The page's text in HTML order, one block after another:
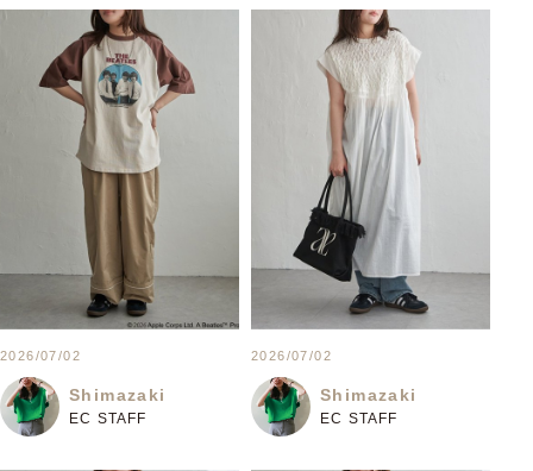
2026/07/02
Shimazaki
EC STAFF
2026/07/02
Shimazaki
EC STAFF